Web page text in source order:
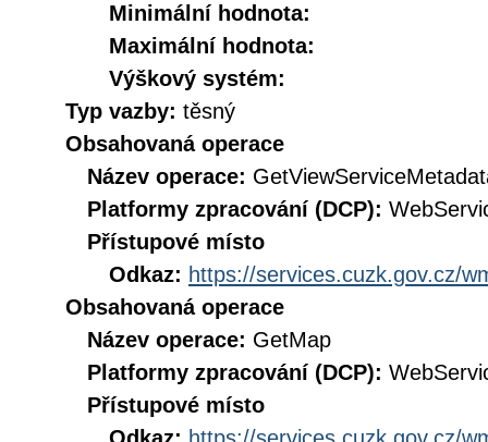
Minimální hodnota:
Maximální hodnota:
Výškový systém:
Typ vazby: těsný
Obsahovaná operace
Název operace:
Platformy zpracování (DCP):
Přístupové místo
Odkaz: https://services.cuzk.gov.cz/
Obsahovaná operace
Název operace: GetMap
Platformy zpracování (DCP):
Přístupové místo